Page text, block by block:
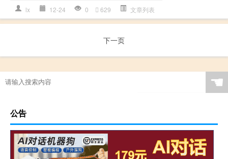
lx 12-24 0 629 文章列表
下一页
☚
公告